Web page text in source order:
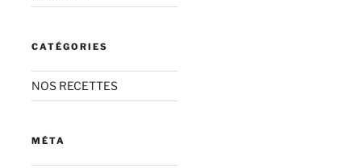
CATÉGORIES
NOS RECETTES
MÉTA